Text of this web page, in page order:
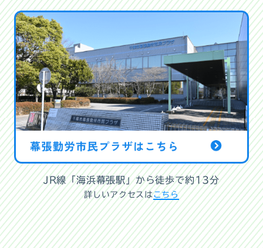
JR線「海浜幕張駅」から徒歩で約13分
詳しいアクセスはこちら